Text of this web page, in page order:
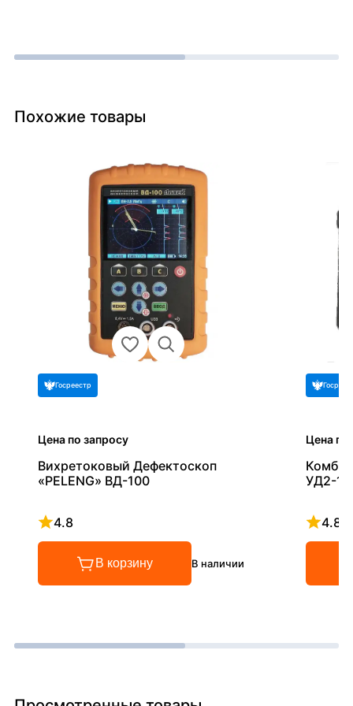
Похожие товары
Госреестр
Цена по запросу
Вихретоковый Дефектоскоп
«PELENG» ВД-100
4.8
Рейтинг 4.8 из 5
В корзину В наличии
Цена по
УД2-
4.8